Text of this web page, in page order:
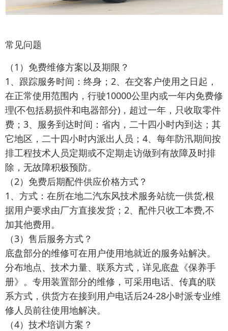
常见问题
（1）免费维修方案以及期限？
1、跟踪服务时间：终身；2、在交客户使用之日起，
在正常使用范围内，行驶10000公里内或一年内免费修
理(不包括易损件和电器部分)，超过一年，只收取零件
费；3、服务到达时间：省内，二十四小时内到达；其
它地区，二十四小时内派出人员；4、每年防汛期间按
排工程技术人员定期或不定期走访做到有故障及时排
除，无故障积极预防。
（2）免费后期配件供应价格方式？
1、方式：在所在地二汽东风技术服务站统一供货,根
据用户要求由厂方直接发货；2、配件只收工本费,不
加其他费用。
（3）售后服务方式？
底盘部分的维修可在用户使用地就近的服务站解决。
分布地点、技术力量、联系方式，详见底盘《保养手
册》。专用装置部分的维修，可采用电话、传真的联
系方式，供货方在接到用户电话后24-28小时派专业维
修人员前往使用地解决。
（4）技术培训方案？